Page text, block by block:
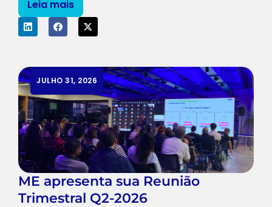
Leia mais
JULHO 31, 2026
ME apresenta sua Reunião
Trimestral Q2-2026